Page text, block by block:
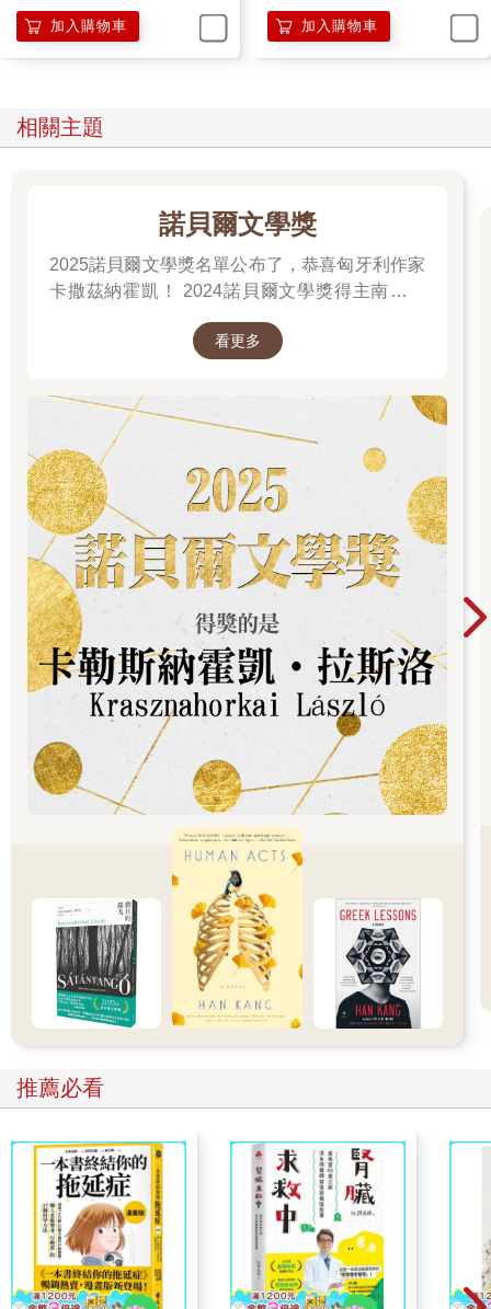
加入購物車 加入購物車
相關主題
諾貝爾文學獎
2025諾貝爾文學獎名單公布了，恭喜匈牙利作家
卡撒茲納霍凱！ 2024諾貝爾文學獎得主南韓女
作家──韓江 新書出版。 更多精彩好看的得獎作
看更多
推薦必看